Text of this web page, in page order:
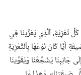
كُلِّ تَعْزِيَةٍ،‏ ٱلَّذِي يُعَزِّينَا فِي
أَيًّا كَانَ نَوْعُهَا بِٱلتَّعْزِيَةِ
جَانِبِنَا يُشَجِّعُنَا وَيُقَوِّينَا